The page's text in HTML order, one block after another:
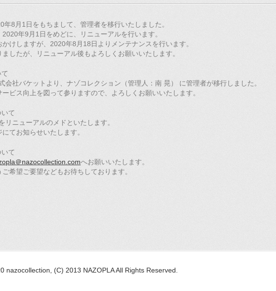
年8月1日をもちまして、管理者を移行いたしました。
年9月1日をめどに、リニューアルを行います。
けしますが、2020年8月18日よりメンテナンスを行います。
したが、リニューアル後もよろしくお願いいたします。
会社バケットより、ナゾコレクション（管理人：南 晃） に管理者が移行しました。
ビス向上を図って参りますので、よろしくお願いいたします。
て
リニューアルのメドといたします。
てお知らせいたします。
て
＠nazocollection.comへお願いいたします。
希望ご要望などもお待ちしております。
nazocollection, (C) 2013 NAZOPLA All Rights Reserved.